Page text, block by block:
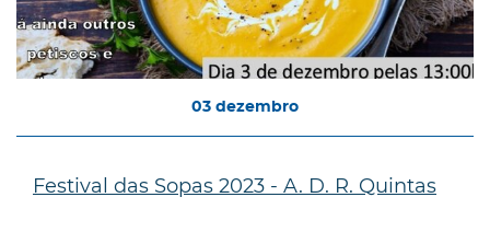
03 dezembro
Festival das Sopas 2023 - A. D. R. Quintas